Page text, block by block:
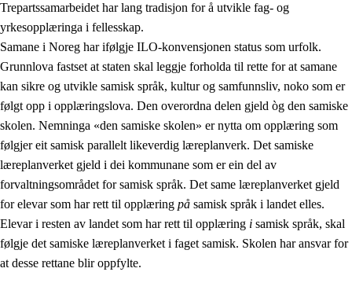
Trepartssamarbeidet har lang tradisjon for å utvikle fag- og
yrkesopplæringa i fellesskap.
Samane i Noreg har ifølgje ILO-konvensjonen status som urfolk.
Grunnlova fastset at staten skal leggje forholda til rette for at samane
kan sikre og utvikle samisk språk, kultur og samfunnsliv, noko som er
følgt opp i opplæringslova. Den overordna delen gjeld òg den samiske
skolen. Nemninga «den samiske skolen» er nytta om opplæring som
følgjer eit samisk parallelt likeverdig læreplanverk. Det samiske
læreplanverket gjeld i dei kommunane som er ein del av
forvaltningsområdet for samisk språk. Det same læreplanverket gjeld
for elevar som har rett til opplæring på samisk språk i landet elles.
Elevar i resten av landet som har rett til opplæring i samisk språk, skal
følgje det samiske læreplanverket i faget samisk. Skolen har ansvar for
at desse rettane blir oppfylte.